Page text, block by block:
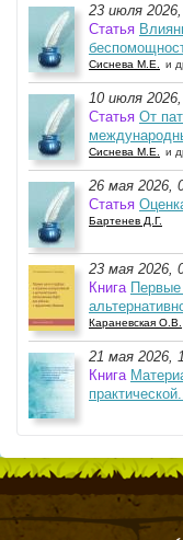
23 июля
Статья
Сиснева М.Е. и
10 июля
Статья От
Сиснева М.Е. и
26 мая 2026,
Статья
Бартенев Д.Г.
23 мая 2026,
Книга
Караневская О.В.
21 мая 2026,
Книга
практической...